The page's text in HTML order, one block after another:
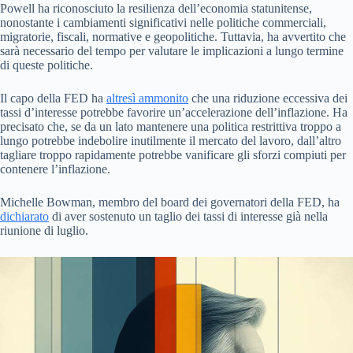
Powell ha riconosciuto la resilienza dell’economia statunitense,
nonostante i cambiamenti significativi nelle politiche commerciali,
migratorie, fiscali, normative e geopolitiche. Tuttavia, ha avvertito che
sarà necessario del tempo per valutare le implicazioni a lungo termine
di queste politiche.
Il capo della FED ha altresì ammonito che una riduzione eccessiva dei
tassi d’interesse potrebbe favorire un’accelerazione dell’inflazione. Ha
precisato che, se da un lato mantenere una politica restrittiva troppo a
lungo potrebbe indebolire inutilmente il mercato del lavoro, dall’altro
tagliare troppo rapidamente potrebbe vanificare gli sforzi compiuti per
contenere l’inflazione.
Michelle Bowman, membro del board dei governatori della FED, ha
dichiarato di aver sostenuto un taglio dei tassi di interesse già nella
riunione di luglio.